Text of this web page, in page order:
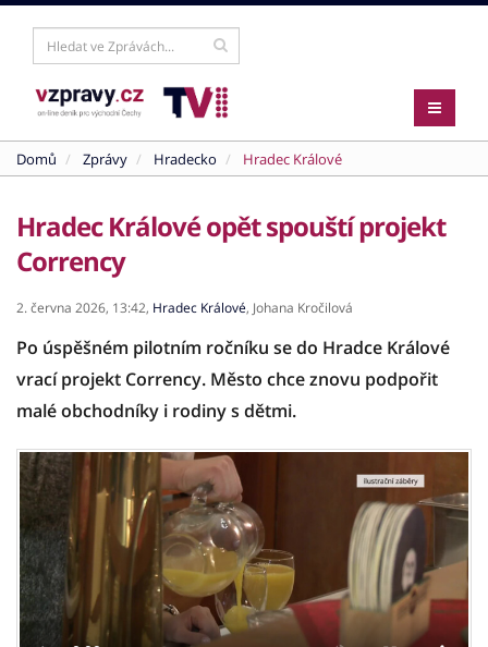
Domů Zprávy Hradecko Hradec Králové
Hradec Králové opět spouští projekt
Corrency
2. června 2026, 13:42, Hradec Králové, Johana Kročilová
Po úspěšném pilotním ročníku se do Hradce Králové
vrací projekt Corrency. Město chce znovu podpořit
malé obchodníky i rodiny s dětmi.